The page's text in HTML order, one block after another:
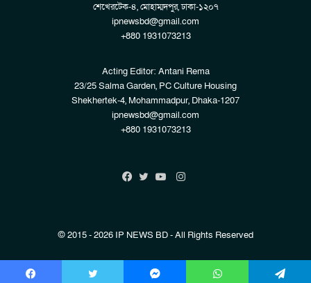
শেখেরটেক-৪, মোহাম্মদপুর, ঢাকা-১২০৭
ipnewsbd@gmail.com
+880 1931073213
Acting Editor: Antani Rema
23/25 Salma Garden, PC Culture Housing
Shekhertek-4, Mohammadpur, Dhaka-1207
ipnewsbd@gmail.com
+880 1931073213
Instagram
© 2015 - 2026 IP NEWS BD - All Rights Reserved